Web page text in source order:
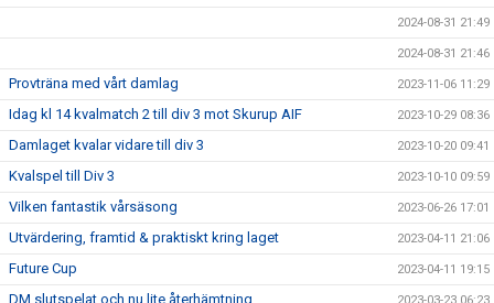
2024-08-31 21:49
2024-08-31 21:46
Provträna med vårt damlag 2023-11-06 11:29
Idag kl 14 kvalmatch 2 till div 3 mot Skurup AIF 2023-10-29 08:36
Damlaget kvalar vidare till div 3 2023-10-20 09:41
Kvalspel till Div 3 2023-10-10 09:59
Vilken fantastik vårsäsong 2023-06-26 17:01
Utvärdering, framtid & praktiskt kring laget 2023-04-11 21:06
Future Cup 2023-04-11 19:15
DM slutspelat och nu lite återhämtning